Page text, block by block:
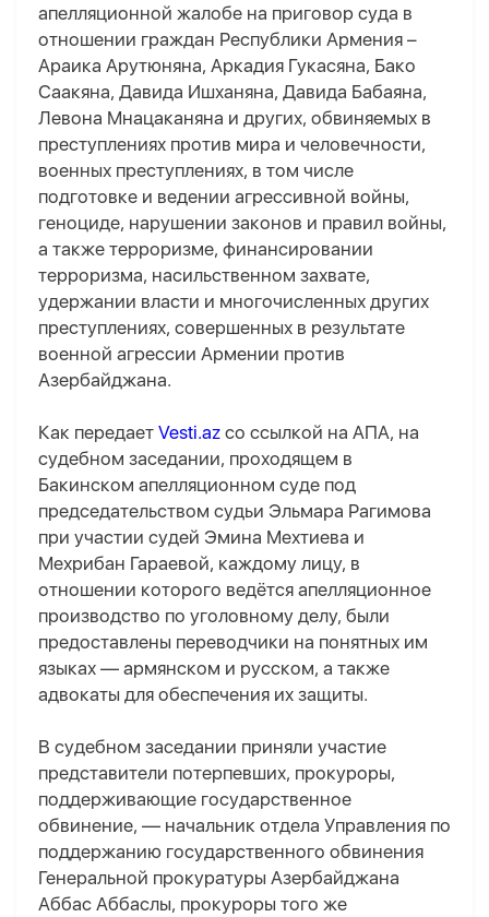
апелляционной жалобе на приговор суда в
отношении граждан Республики Армения –
Араика Арутюняна, Аркадия Гукасяна, Бако
Саакяна, Давида Ишханяна, Давида Бабаяна,
Левона Мнацаканяна и других, обвиняемых в
преступлениях против мира и человечности,
военных преступлениях, в том числе
подготовке и ведении агрессивной войны,
геноциде, нарушении законов и правил войны,
а также терроризме, финансировании
терроризма, насильственном захвате,
удержании власти и многочисленных других
преступлениях, совершенных в результате
военной агрессии Армении против
Азербайджана.
Как передает Vesti.az со ссылкой на AПA, на
судебном заседании, проходящем в
Бакинском апелляционном суде под
председательством судьи Эльмара Рагимова
при участии судей Эмина Мехтиева и
Мехрибан Гараевой, каждому лицу, в
отношении которого ведётся апелляционное
производство по уголовному делу, были
предоставлены переводчики на понятных им
языках — армянском и русском, а также
адвокаты для обеспечения их защиты.
В судебном заседании приняли участие
представители потерпевших, прокуроры,
поддерживающие государственное
обвинение, — начальник отдела Управления по
поддержанию государственного обвинения
Генеральной прокуратуры Азербайджана
Аббас Аббаслы, прокуроры того же